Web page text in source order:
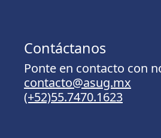
Contáctanos
Ponte en contacto con
contacto@asug.mx
(+52)55.7470.1623